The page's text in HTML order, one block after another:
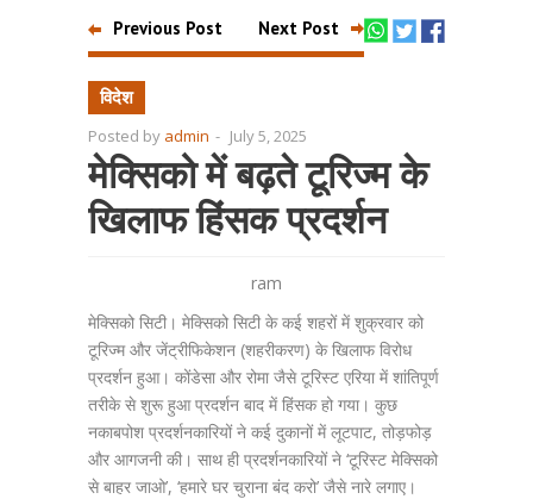
Previous Post Next Post
विदेश
Posted by admin - July 5, 2025
मेक्सिको में बढ़ते टूरिज्म के
खिलाफ हिंसक प्रदर्शन
ram
मेक्सिको सिटी। मेक्सिको सिटी के कई शहरों में शुक्रवार को
टूरिज्म और जेंट्रीफिकेशन (शहरीकरण) के खिलाफ विरोध
प्रदर्शन हुआ। कोंडेसा और रोमा जैसे टूरिस्ट एरिया में शांतिपूर्ण
तरीके से शुरू हुआ प्रदर्शन बाद में हिंसक हो गया। कुछ
नकाबपोश प्रदर्शनकारियों ने कई दुकानों में लूटपाट, तोड़फोड़
और आगजनी की। साथ ही प्रदर्शनकारियों ने ‘टूरिस्ट मेक्सिको
से बाहर जाओ’, ‘हमारे घर चुराना बंद करो’ जैसे नारे लगाए।